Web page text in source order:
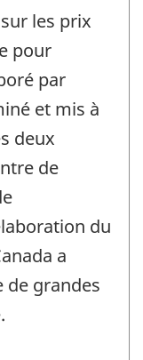
les prix
pour
par
et mis à
deux
de
du
a
de grandes